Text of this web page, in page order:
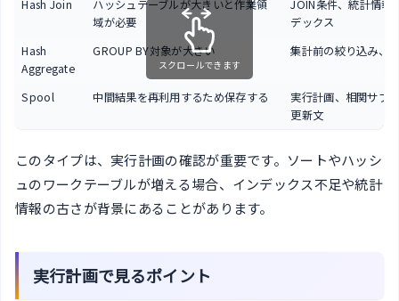
Hash Join
ハッシュテーブルが大きいと作業領
域が必要
JOIN条件、統計情報
デックス
Hash
Aggregate
GROUP BY対象が大きい 集計前の絞り込み、
Spool 中間結果を再利用するため保存する
実行計画、相関サブ
更新文
スクロールできます
このタイプは、実行計画の確認が重要です。ソートやハッシ
ュのワークテーブルが増える場合、インデックス不足や統計
情報の古さが背景にあることがあります。
実行計画で見るポイント